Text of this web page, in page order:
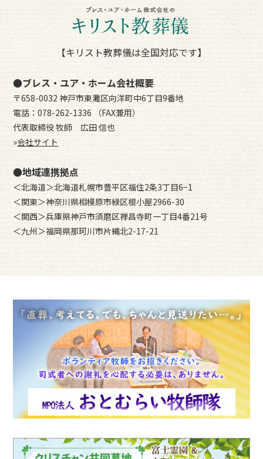
【キリスト教葬儀は全国対応です】
●ブレス・ユア・ホーム会社概要
〒658-0032 神戸市東灘区向洋町中6丁目9番地
電話：078-262-1336 （FAX兼用）
代表取締役 牧師 広田 信也
»会社サイト
●地域連携拠点
＜北海道＞北海道札幌市豊平区福住2条3丁目6−1
＜関東＞神奈川県相模原市緑区根小屋2966-30
＜関西＞兵庫県神戸市須磨区禅昌寺町一丁目4番21号
＜九州＞福岡県那珂川市片縄北2-17-21